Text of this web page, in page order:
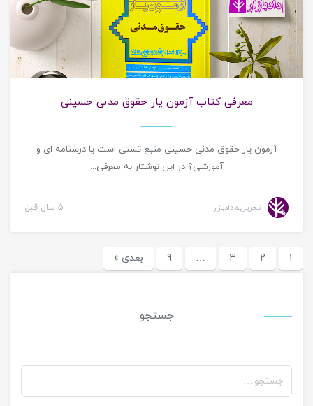
معرفی کتاب آزمون یار حقوق مدنی حسینی
آزمون یار حقوق مدنی حسینی منبع تستی است یا درسنامه ای و
آموزشی؟ در این نوشتار به معرفی...
تحریریه دادبازار 5 سال قبل
1
2
3
…
9 بعدی »
جستجو
جستجو
برای: